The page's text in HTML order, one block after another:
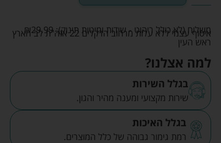
משלוח (לא כולל ריהוט - שידות ומיטות תינוק): ₪29.99
איסוף עצמי ללא עלות מרחוב הדקלים 22 אזה"ת לב הארץ
ראש העין
למה אצלנו?
בגלל השירות
שירות מקצועי ומענה מהיר והגון.
בגלל האיכות
רמת גימור גבוהה של כלל המוצרים.